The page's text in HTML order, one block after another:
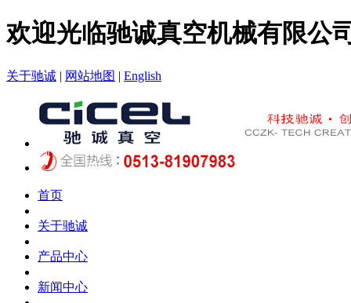
欢迎光临驰诚真空机械有限公
关于驰诚 | 网站地图 | English
首页
关于驰诚
产品中心
新闻中心